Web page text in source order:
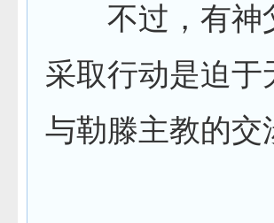
不过，有神
采取行动是迫
与勒滕主教的交